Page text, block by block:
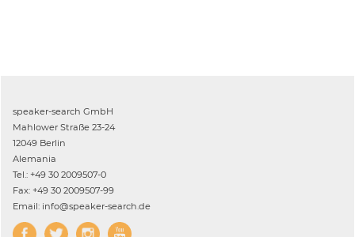
speaker-search GmbH
Mahlower Straße 23-24
12049 Berlin
Alemania
Tel.: +49 30 2009507-0
Fax: +49 30 2009507-99
Email: info@speaker-search.de